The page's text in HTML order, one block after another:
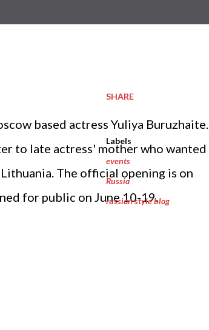
based actress Yuliya Buruzhaite.
to late actress' mother who wanted
The official opening is on
for public on June 10-19.
SHARE
Labels
events
Russia
russian style blog